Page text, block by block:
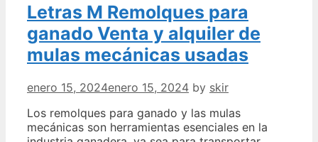
Letras M Remolques para
ganado Venta y alquiler de
mulas mecánicas usadas
enero 15, 2024enero 15, 2024 by skir
Los remolques para ganado y las mulas
mecánicas son herramientas esenciales en la